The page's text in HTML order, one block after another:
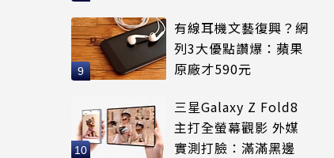
有線耳機文藝復興？網
列3大優點讚爆：蘋果
原廠才590元
三星Galaxy Z Fold8
主打全螢幕觀影 外媒
實測打臉：滿滿黑邊